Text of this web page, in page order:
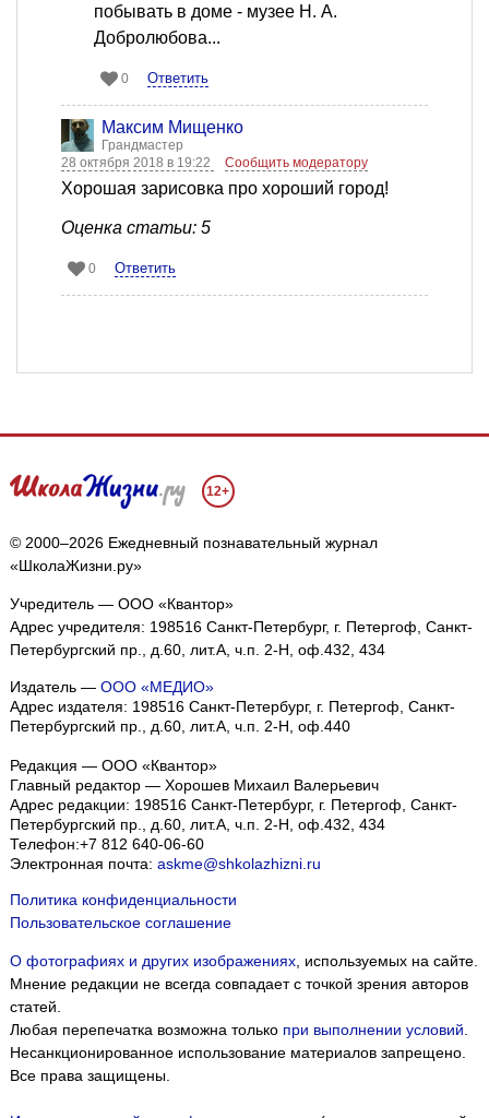
побывать в доме - музее Н. А.
Добролюбова...
0 Ответить
Максим Мищенко
Грандмастер
28 октября 2018 в 19:22
Сообщить модератору
Хорошая зарисовка про хороший город!
Оценка статьи: 5
0 Ответить
12+
© 2000–2026 Ежедневный познавательный журнал
«ШколаЖизни.ру»
Учредитель — ООО «Квантор»
Адрес учредителя: 198516 Санкт-Петербург, г. Петергоф, Санкт-
Петербургский пр., д.60, лит.А, ч.п. 2-Н, оф.432, 434
Издатель — ООО «МЕДИО»
Адрес издателя: 198516 Санкт-Петербург, г. Петергоф, Санкт-
Петербургский пр., д.60, лит.А, ч.п. 2-Н, оф.440
Редакция — ООО «Квантор»
Главный редактор — Хорошев Михаил Валерьевич
Адрес редакции: 198516 Санкт-Петербург, г. Петергоф Санкт-
Петербургский пр., д.60, лит.А, ч.п. 2-Н, оф.432, 434
Телефон:+7 812 640-06-60
Электронная почта: askme@shkolazhizni.ru
Политика конфиденциальности
Пользовательское соглашение
О фотографиях и других изображениях, используемых на сайте.
Мнение редакции не всегда совпадает с точкой зрения авторов
статей.
Любая перепечатка возможна только при выполнении условий
Несанкционированное использование материалов запрещено.
Все права защищены.